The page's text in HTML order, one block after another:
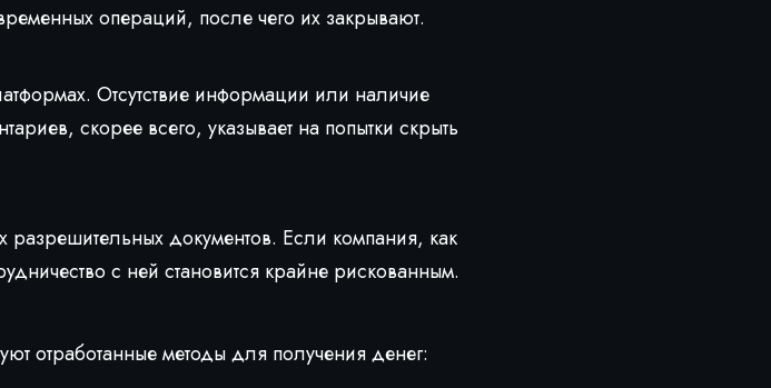
операций, после чего их закрывают.
Отсутствие информации или наличие
скорее всего, указывает на попытки скрыть
документов. Если компания, как
с ней становится крайне рискованным.
отработанные методы для получения денег: